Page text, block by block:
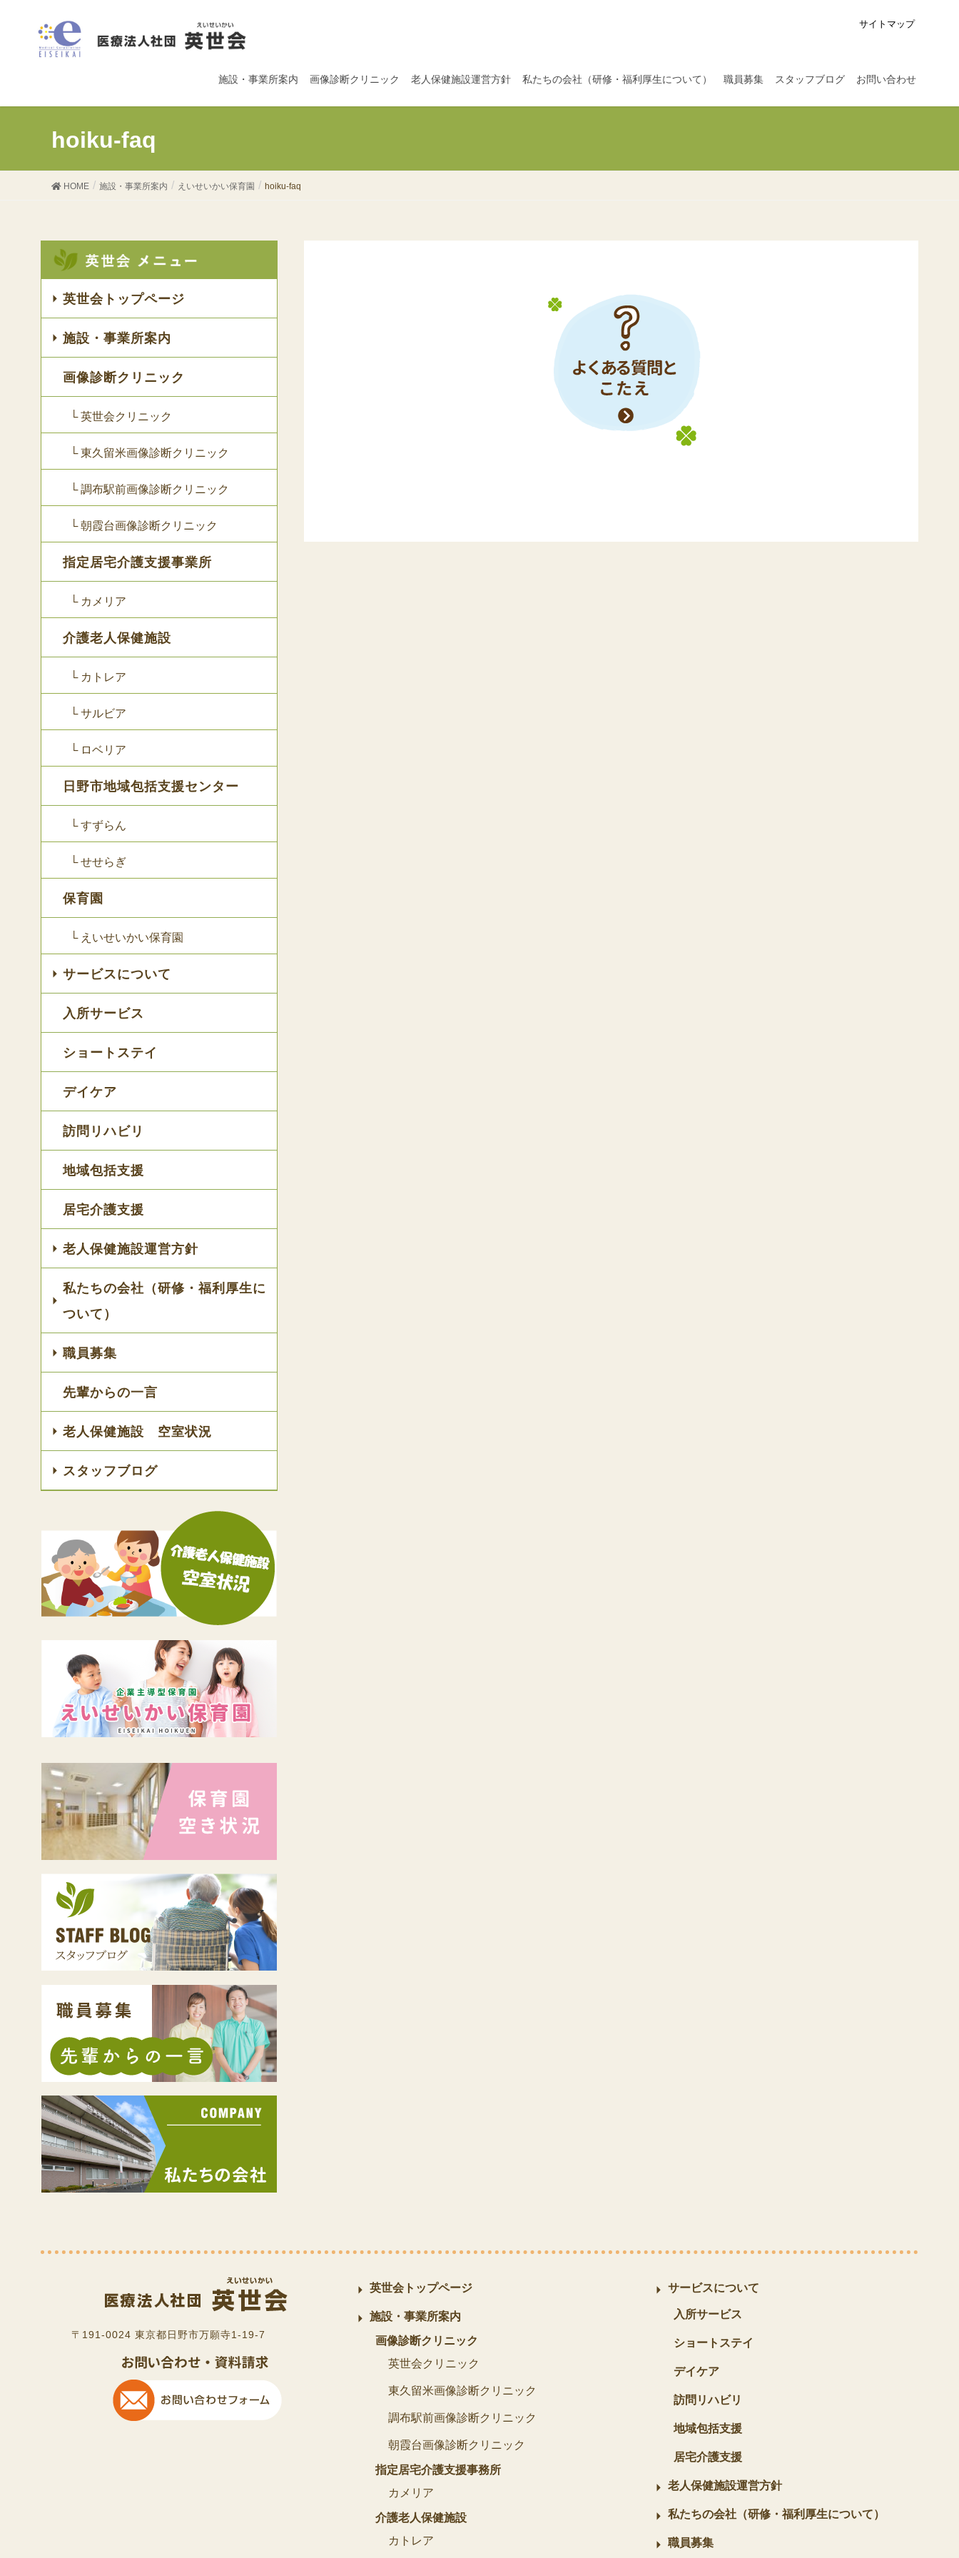
サイトマップ
施設・事業所案内 画像診断クリニック 老人保健施設運営方針 私たちの会社（研修・福利厚生について） 職員募集 スタッフブログ お問い合わせ
hoiku-faq
HOME 施設・事業所案内 えいせいかい保育園 hoiku-faq
英世会トップページ
施設・事業所案内
画像診断クリニック
└ 英世会クリニック
└ 東久留米画像診断クリニック
└ 調布駅前画像診断クリニック
└ 朝霞台画像診断クリニック
指定居宅介護支援事業所
└ カメリア
介護老人保健施設
└ カトレア
└ サルビア
└ ロベリア
日野市地域包括支援センター
└ すずらん
└ せせらぎ
保育園
└ えいせいかい保育園
サービスについて
入所サービス
ショートステイ
デイケア
訪問リハビリ
地域包括支援
居宅介護支援
老人保健施設運営方針
私たちの会社（研修・福利厚生に
ついて）
職員募集
先輩からの一言
老人保健施設 空室状況
スタッフブログ
〒191-0024 東京都日野市万願寺1-19-7
英世会トップページ
施設・事業所案内
画像診断クリニック
英世会クリニック
東久留米画像診断クリニック
調布駅前画像診断クリニック
朝霞台画像診断クリニック
指定居宅介護支援事務所
カメリア
介護老人保健施設
カトレア
サービスについて
入所サービス
ショートステイ
デイケア
訪問リハビリ
地域包括支援
居宅介護支援
老人保健施設運営方針
私たちの会社（研修・福利厚生について）
職員募集